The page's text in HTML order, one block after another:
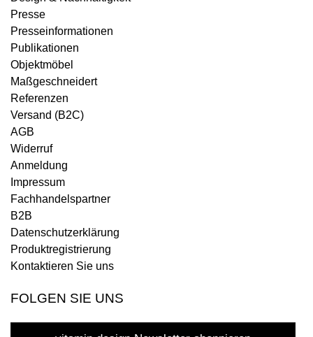
Presse
Presseinformationen
Publikationen
Objektmöbel
Maßgeschneidert
Referenzen
Versand (B2C)
AGB
Widerruf
Anmeldung
Impressum
Fachhandelspartner
B2B
Datenschutzerklärung
Produktregistrierung
Kontaktieren Sie uns
FOLGEN SIE UNS